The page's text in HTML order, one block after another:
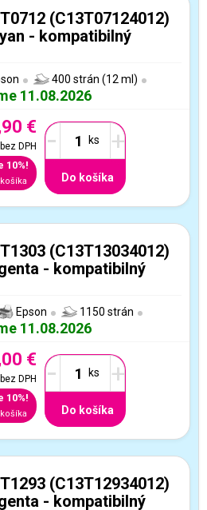
(C13T07124012)
- kompatibilný
400 strán (12 ml)
11.08.2026
€
DPH
10%!
- +
Do košíka
(C13T13034012)
- kompatibilný
Epson 1150 strán
11.08.2026
€
DPH
10%!
- +
Do košíka
(C13T12934012)
- kompatibilný